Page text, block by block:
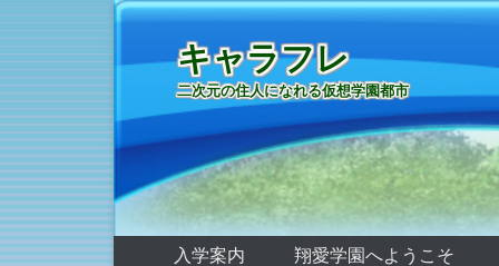
キャラフレ
二次元の住人になれる仮想学園都市
第1メニュー
コンテンツへ移動
入学案内
翔愛学園へようこそ